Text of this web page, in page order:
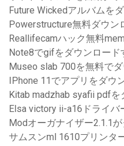
Future Wickedアルバムを
Powerstructure無料ダウン
Reallifecamハック無料
Note8でgifをダウンロード
Museo slab 700を無料で
IPhone 11でアプリをダウ
Kitab madzhab syafii pdfを
Elsa victory ii-a16ドライバ
Modオーガナイザー2.1.1
サムスンml 1610プリンタ